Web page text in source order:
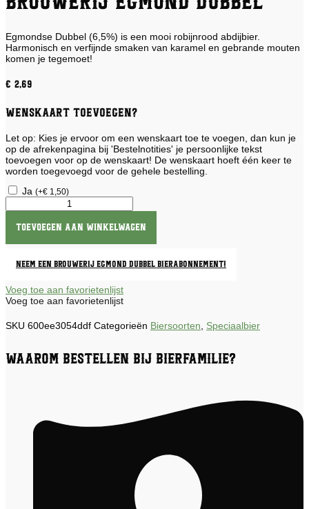
Egmondse Dubbel (6,5%) is een mooi robijnrood abdijbier.
Harmonisch en verfijnde smaken van karamel en gebrande mouten
komen je tegemoet!
€ 2,69
Wenskaart toevoegen?
Let op: Kies je ervoor om een wenskaart toe te voegen, dan kun je
op de afrekenpagina bij 'Bestelnotities' je persoonlijke tekst
toevoegen voor op de wenskaart! De wenskaart hoeft één keer te
worden toegevoegd voor de gehele bestelling.
Ja (+€ 1,50)
Egmond
Dubbel
Toevoegen aan winkelwagen
Neem een Brouwerij Egmond Dubbel bierabonnement!
Voeg toe aan favorietenlijst
Voeg toe aan favorietenlijst
SKU 600ee3054ddf Categorieën Biersoorten Speciaalbier
Waarom bestellen bij Bierfamilie?